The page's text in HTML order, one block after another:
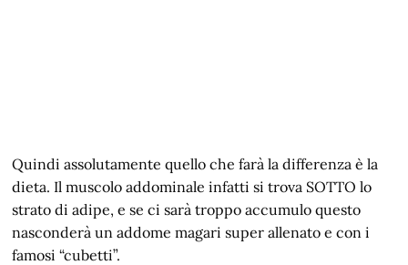
Quindi assolutamente quello che farà la differenza è la
dieta. Il muscolo addominale infatti si trova SOTTO lo
strato di adipe, e se ci sarà troppo accumulo questo
nasconderà un addome magari super allenato e con i
famosi “cubetti”.